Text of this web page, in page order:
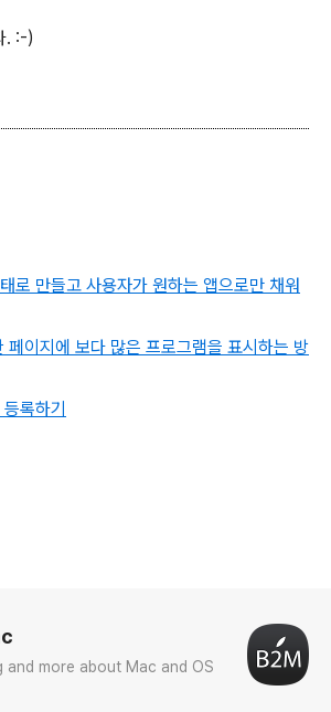
. :-)
로 만들고 사용자가 원하는 앱으로만 채워
페이지에 보다 많은 프로그램을 표시하는 방
록하기
and more about Mac and OS